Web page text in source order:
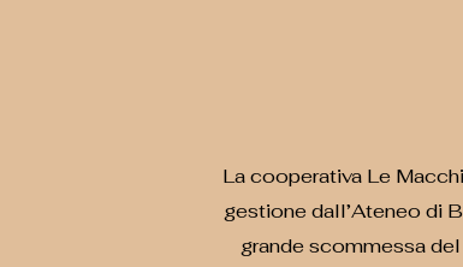
La cooperativa Le
gestione dall’Ateneo di
grande scommessa